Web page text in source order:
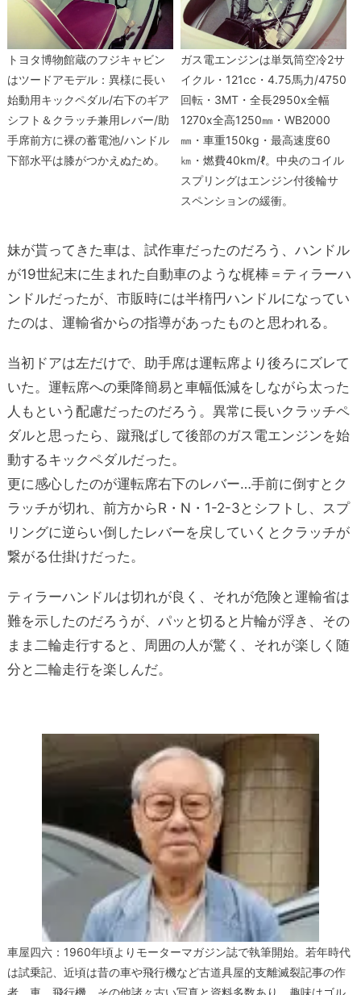
トヨタ博物館蔵のフジキャビン
はツードアモデル：異様に長い
始動用キックペダル/右下のギア
シフト＆クラッチ兼用レバー/助
手席前方に裸の蓄電池/ハンドル
下部水平は膝がつかえぬため。
ガス電エンジンは単気筒空冷2サ
イクル・121cc・4.75馬力/4750
回転・3MT・全長2950x全幅
1270x全高1250㎜・WB2000
㎜・車重150kg・最高速度60
㎞・燃費40km/ℓ。中央のコイル
スプリングはエンジン付後輪サ
スペンションの緩衝。
妹が貰ってきた車は、試作車だったのだろう、ハンドル
が19世紀末に生まれた自動車のような梶棒＝ティラーハ
ンドルだったが、市販時には半楕円ハンドルになってい
たのは、運輸省からの指導があったものと思われる。
当初ドアは左だけで、助手席は運転席より後ろにズレて
いた。運転席への乗降簡易と車幅低減をしながら太った
人もという配慮だったのだろう。異常に長いクラッチペ
ダルと思ったら、蹴飛ばして後部のガス電エンジンを始
動するキックペダルだった。
更に感心したのが運転席右下のレバー…手前に倒すとク
ラッチが切れ、前方からR・N・1-2-3とシフトし、スプ
リングに逆らい倒したレバーを戻していくとクラッチが
繋がる仕掛けだった。
ティラーハンドルは切れが良く、それが危険と運輸省は
難を示したのだろうが、パッと切ると片輪が浮き、その
まま二輪走行すると、周囲の人が驚く、それが楽しく随
分と二輪走行を楽しんだ。
車屋四六：1960年頃よりモーターマガジン誌で執筆開始。若年時代
は試乗記、近頃は昔の車や飛行機など古道具屋的支離滅裂記事の作
者。車、飛行機、その他諸々古い写真と資料多数あり。趣味はゴル